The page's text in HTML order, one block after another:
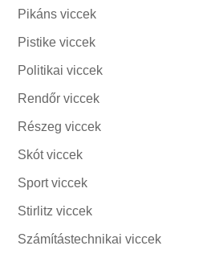
Pikáns viccek
Pistike viccek
Politikai viccek
Rendőr viccek
Részeg viccek
Skót viccek
Sport viccek
Stirlitz viccek
Számítástechnikai viccek